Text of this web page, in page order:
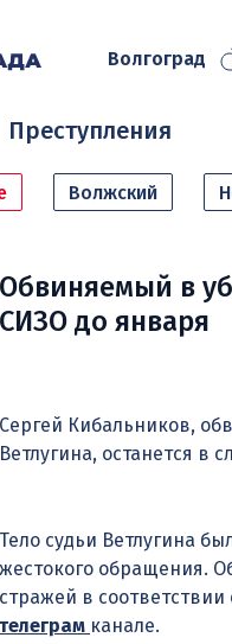
Волгоград
Преступления
Волжский
Обвиняемый в
СИЗО до января
Сергей Кибальников,
Ветлугина, останется в
Тело судьи Ветлугина
жестокого обращения.
стражей в
телеграм канале.